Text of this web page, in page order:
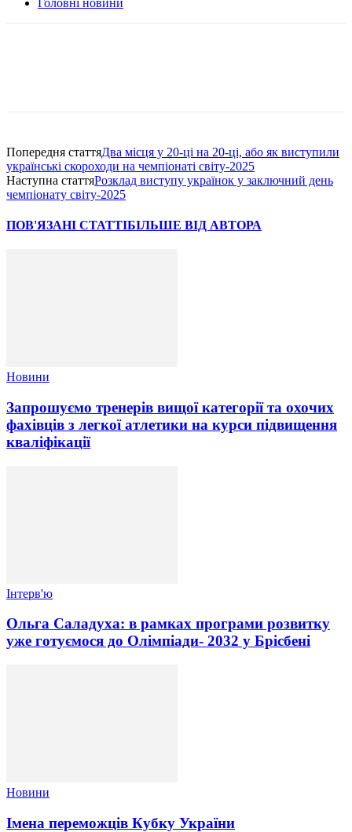
Попередня статтяДва місця у 20-ці на 20-ці, або як виступили
українські скороходи на чемпіонаті світу-2025
Наступна статтяРозклад виступу українок у заключний день
чемпіонату світу-2025
ПОВ'ЯЗАНІ СТАТТІБІЛЬШЕ ВІД АВТОРА
Новини
Запрошуємо тренерів вищої категорії та охочих
фахівців з легкої атлетики на курси підвищення
кваліфікації
Інтерв'ю
Ольга Саладуха: в рамках програми розвитку
уже готуємося до Олімпіади- 2032 у Брісбені
Новини
Імена переможців Кубку України